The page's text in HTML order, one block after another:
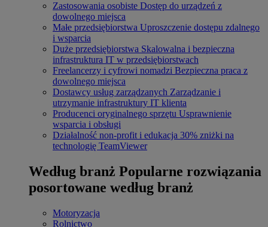
Zastosowania osobiste Dostęp do urządzeń z
dowolnego miejsca
Małe przedsiębiorstwa Uproszczenie dostępu zdalnego
i wsparcia
Duże przedsiębiorstwa Skalowalna i bezpieczna
infrastruktura IT w przedsiębiorstwach
Freelancerzy i cyfrowi nomadzi Bezpieczna praca z
dowolnego miejsca
Dostawcy usług zarządzanych Zarządzanie i
utrzymanie infrastruktury IT klienta
Producenci oryginalnego sprzętu Usprawnienie
wsparcia i obsługi
Działalność non-profit i edukacja 30% zniżki na
technologię TeamViewer
Według branż Popularne rozwiązania
posortowane według branż
Motoryzacja
Rolnictwo